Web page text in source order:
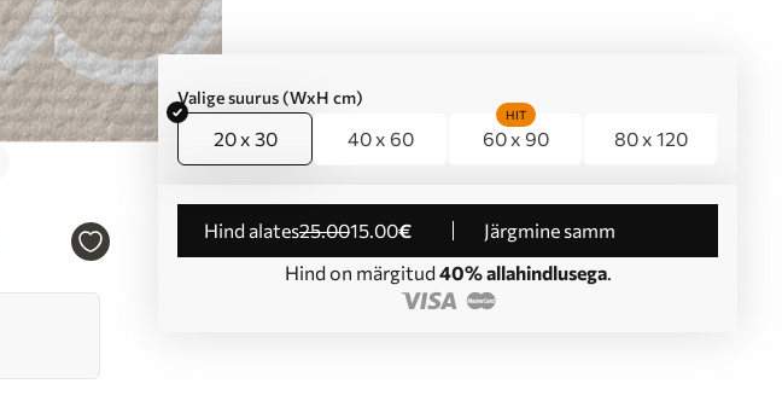
Valige suurus (WxH cm)
20 x 30 40 x 60 60 x 90
HIT
80 x 120
Hind alates25.0015.00€
Järgmine samm
Hind on märgitud 40% allahindlusega.